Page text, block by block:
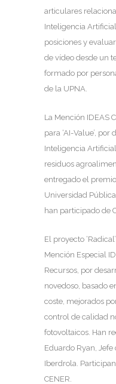
articulares
Inteligencia
posiciones y
de vídeo desde un
formado por
de la UPNA.
La Mención IDEAS
para ‘AI-Value’,
Inteligencia
residuos
entregado el
Universidad
han participado de
El proyecto
Mención Especial
Recursos, por
novedoso, basado
coste, mejorados
control de calidad
fotovoltaicos. Han
Eduardo Ryan,
Iberdrola.
CENER.